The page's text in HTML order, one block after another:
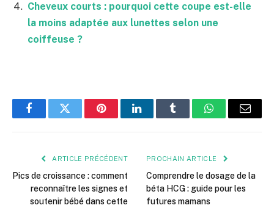
Cheveux courts : pourquoi cette coupe est-elle
la moins adaptée aux lunettes selon une
coiffeuse ?
FacebookTwitter PinterestLinkedInTumblr WhatsApp
E-
ARTICLE PRÉCÉDENT
Pics de croissance : comment
reconnaître les signes et
soutenir bébé dans cette
PROCHAIN ARTICLE
Comprendre le dosage de la
béta HCG : guide pour les
futures mamans